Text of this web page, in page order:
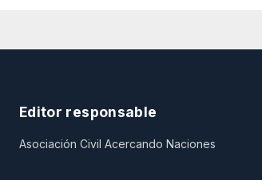
Editor responsable
Asociación Civil Acercando Naciones